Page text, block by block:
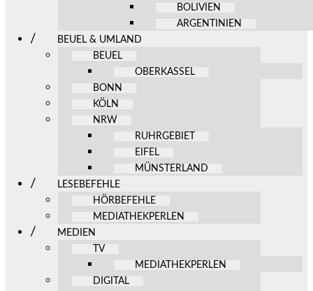
BOLIVIEN
ARGENTINIEN
BEUEL & UMLAND
BEUEL
OBERKASSEL
BONN
KÖLN
NRW
RUHRGEBIET
EIFEL
MÜNSTERLAND
LESEBEFEHLE
HÖRBEFEHLE
MEDIATHEKPERLEN
MEDIEN
TV
MEDIATHEKPERLEN
DIGITAL